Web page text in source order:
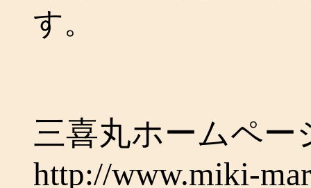
す。
三喜丸ホームペ
http://www.miki-